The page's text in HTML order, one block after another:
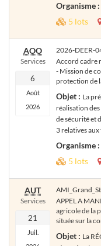
Organisme :
5 lots
AOO
Services
6
Août
2026
2026-DEER-
Accord cadre
- Mission de
protection de
Objet : La
réalisation
de sécurité et
3 relatives
Organisme :
5 lots
AUT
Services
21
Juil.
APPEL A
agricole de la
située sur la
Objet : La